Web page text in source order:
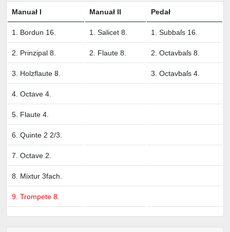
Manuał I Manuał II Pedał
1. Bordun 16. 1. Salicet 8. 1. Subbaſs 16.
2. Prinzipal 8. 2. Flaute 8. 2. Octavbaſs 8.
3. Holzflaute 8. 3. Octavbaſs 4.
4. Octave 4.
5. Flaute 4.
6. Quinte 2 2/3.
7. Octave 2.
8. Mixtur 3fach.
9. Trompete 8.